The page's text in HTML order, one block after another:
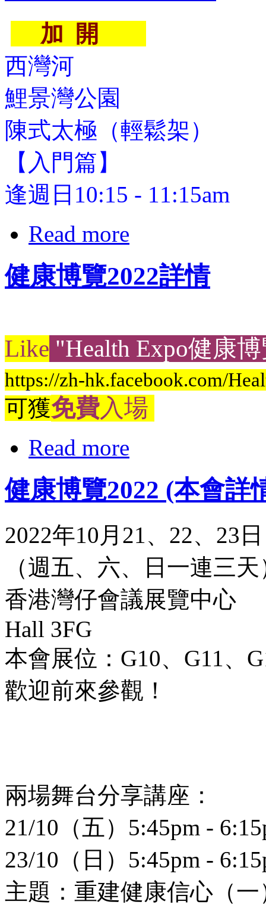
加 開
西灣河
鯉景灣公園
陳式太極（輕鬆架）
【入門篇】
逢週日10:15 - 11:15am
Read more
健康博覽2022詳情
Like "Health Expo健康
https://zh-hk.facebook.com/
可獲免費入場
Read more
健康博覽2022 (本會詳
2022年10月21、22、23日
（週五、六、日一連三天
香港灣仔會議展覽中心
Hall 3FG
本會展位：G10、G11、
歡迎前來參觀！
兩場舞台分享講座：
21/10（五）5:45pm -
23/10（日）5:45pm -
主題：重建健康信心（